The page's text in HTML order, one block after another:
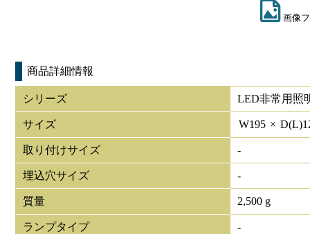
画像
商品詳細情報
シリーズ LED非常用照
サイズ W195 × D(L)
取り付けサイズ -
埋込穴サイズ -
質量 2,500 g
ランプタイプ -